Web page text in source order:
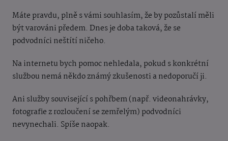
Máte pravdu, plně s vámi souhlasím, že by pozůstalí měli
být varováni předem. Dnes je doba taková, že se
podvodníci neštítí ničeho.
Na internetu bych pomoc nehledala, pokud s konkrétní
službou nemá někdo známý zkušenosti a nedoporučí ji.
Ani služby související s pohřbem (např. videonahrávky,
fotografie z rozloučení se zemřelým) podvodníci
nevynechali. Spíše naopak.